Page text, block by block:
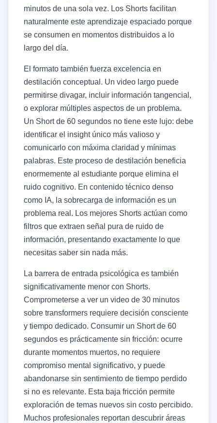
minutos de una sola vez. Los Shorts facilitan
naturalmente este aprendizaje espaciado porque
se consumen en momentos distribuidos a lo
largo del día.
El formato también fuerza excelencia en
destilación conceptual. Un video largo puede
permitirse divagar, incluir información tangencial,
o explorar múltiples aspectos de un problema.
Un Short de 60 segundos no tiene este lujo: debe
identificar el insight único más valioso y
comunicarlo con máxima claridad y mínimas
palabras. Este proceso de destilación beneficia
enormemente al estudiante porque elimina el
ruido cognitivo. En contenido técnico denso
como IA, la sobrecarga de información es un
problema real. Los mejores Shorts actúan como
filtros que extraen señal pura de ruido de
información, presentando exactamente lo que
necesitas saber sin nada más.
La barrera de entrada psicológica es también
significativamente menor con Shorts.
Comprometerse a ver un video de 30 minutos
sobre transformers requiere decisión consciente
y tiempo dedicado. Consumir un Short de 60
segundos es prácticamente sin fricción: ocurre
durante momentos muertos, no requiere
compromiso mental significativo, y puede
abandonarse sin sentimiento de tiempo perdido
si no es relevante. Esta baja fricción permite
exploración de temas nuevos sin costo percibido.
Muchos profesionales reportan descubrir áreas